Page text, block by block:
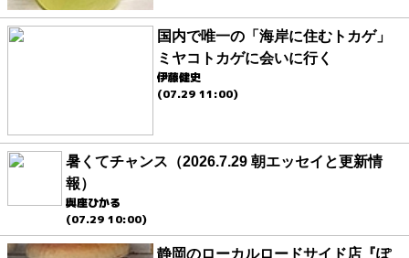
国内で唯一の「海岸に住むトカゲ」
ミヤコトカゲに会いに行く
伊藤健史
(07.29 11:00)
暑くてチャンス（2026.7.29 朝エッセイと更新情
報）
與座ひかる
(07.29 10:00)
静岡のローカルロードサイド店『ぽ